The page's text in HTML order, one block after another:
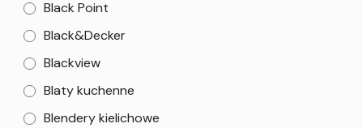
Black Point
Black&Decker
Blackview
Blaty kuchenne
Blendery kielichowe